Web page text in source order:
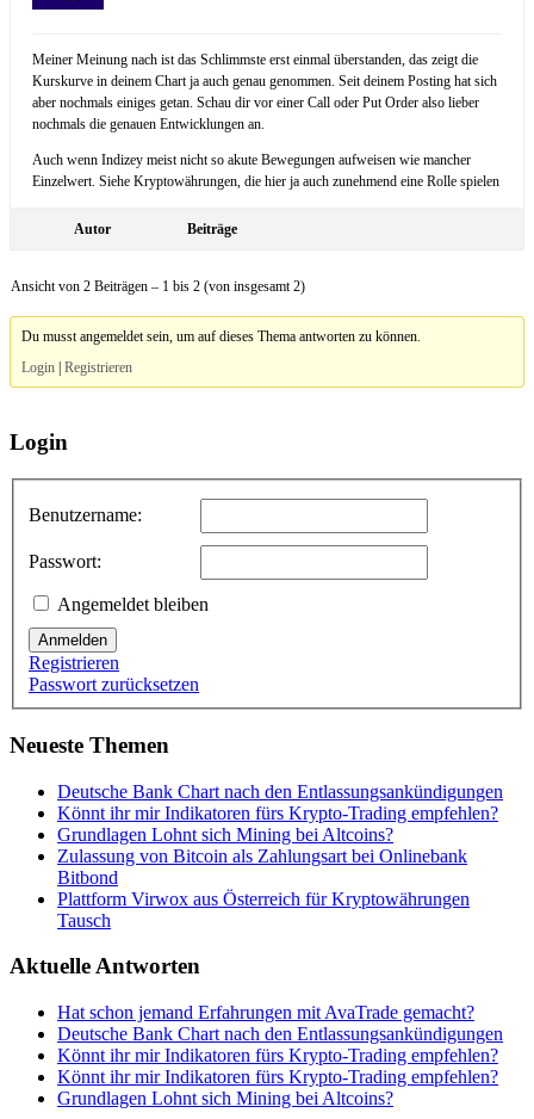
Meiner Meinung nach ist das Schlimmste erst einmal überstanden, das zeigt die
Kurskurve in deinem Chart ja auch genau genommen. Seit deinem Posting hat sich
aber nochmals einiges getan. Schau dir vor einer Call oder Put Order also lieber
nochmals die genauen Entwicklungen an.
Auch wenn Indizey meist nicht so akute Bewegungen aufweisen wie mancher
Einzelwert. Siehe Kryptowährungen, die hier ja auch zunehmend eine Rolle spielen
Autor Beiträge
Ansicht von 2 Beiträgen – 1 bis 2 (von insgesamt 2)
Du musst angemeldet sein, um auf dieses Thema antworten zu können.
Login |Registrieren
Login
Benutzername:
Passwort:
Angemeldet bleiben
Anmelden
Registrieren
Passwort zurücksetzen
Neueste Themen
Deutsche Bank Chart nach den Entlassungsankündigungen
Könnt ihr mir Indikatoren fürs Krypto-Trading empfehlen?
Grundlagen Lohnt sich Mining bei Altcoins?
Zulassung von Bitcoin als Zahlungsart bei Onlinebank
Bitbond
Plattform Virwox aus Österreich für Kryptowährungen
Tausch
Aktuelle Antworten
Hat schon jemand Erfahrungen mit AvaTrade gemacht?
Deutsche Bank Chart nach den Entlassungsankündigungen
Könnt ihr mir Indikatoren fürs Krypto-Trading empfehlen?
Könnt ihr mir Indikatoren fürs Krypto-Trading empfehlen?
Grundlagen Lohnt sich Mining bei Altcoins?